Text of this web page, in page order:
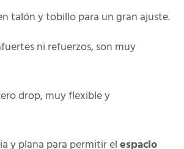
talón y tobillo para un gran ajuste.
ni refuerzos, son muy
drop, muy flexible y
y plana para permitir elespacio